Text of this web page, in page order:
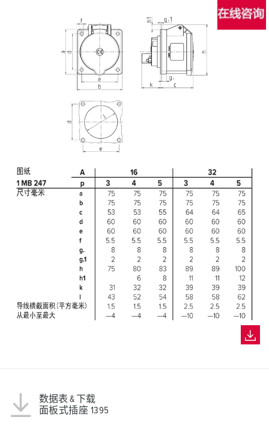
数据表 & 下载
面板式插座 1395